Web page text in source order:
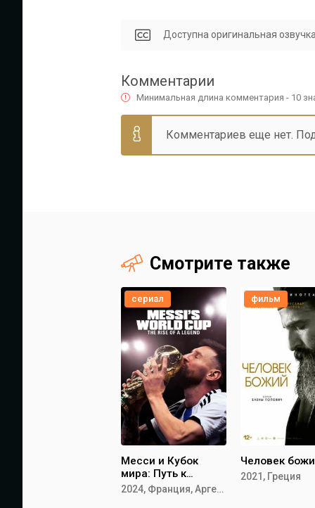
Доступна оригинальная
Комментарии
Минимальная длина комментария - 10
Комментариев еще нет.
Смотрите также
сериал
Месси и Кубок
мира: Путь к
вершине
2024, Франция, Аргентина, Катар, США
фильм
Человек
2021, Греция